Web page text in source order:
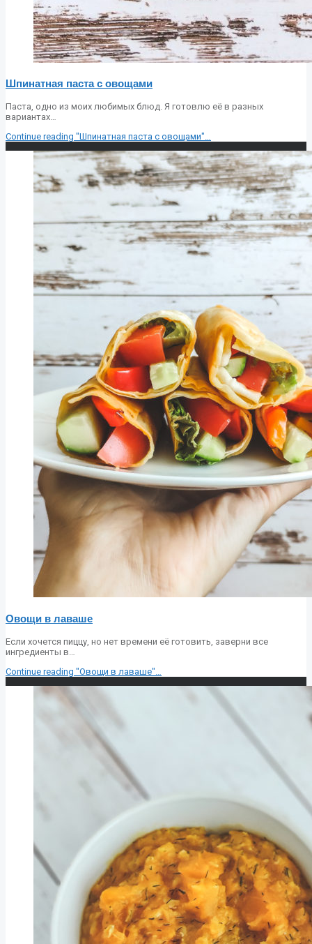
Шпинатная паста с овощами
Паста, одно из моих любимых блюд. Я готовлю её в разных
вариантах…
Continue reading "Шпинатная паста с овощами"…
Овощи в лаваше
Если хочется пиццу, но нет времени её готовить, заверни все
ингредиенты в…
Continue reading "Овощи в лаваше"